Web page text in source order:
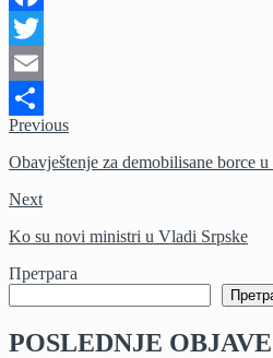
Facebook
Twitter
Email
Share
Previous
Obavještenje za demobilisane borce
Next
Ko su novi ministri u Vladi Srpske
Претрага
POSLEDNJE OBJAVE